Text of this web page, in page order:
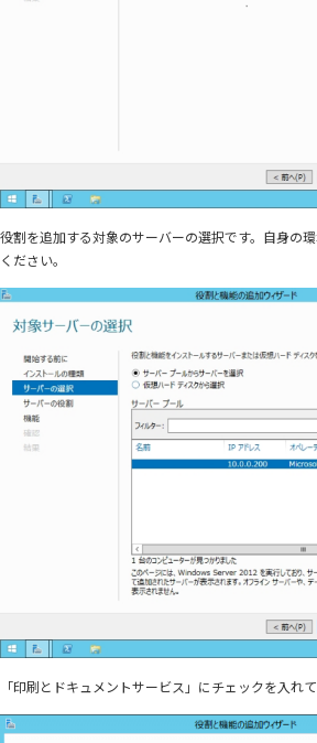
役割を追加する対象のサーバーの選択です。自身の
ください。
「印刷とドキュメントサービス」にチェックを入れ